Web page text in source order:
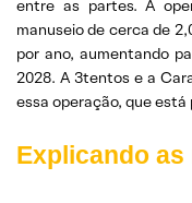
entre as partes. A
manuseio de cerca de
por ano, aumentando
2028. A 3tentos e a
essa operação, que
Explicando as